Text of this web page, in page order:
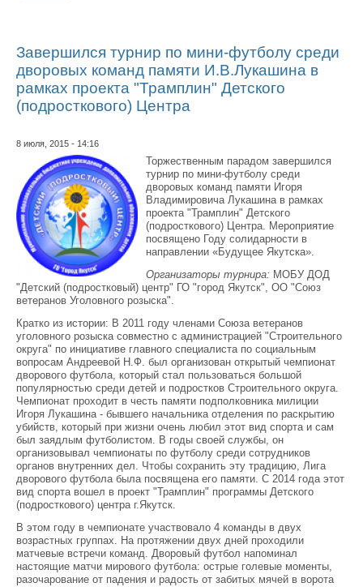
Завершился турнир по мини-футболу среди
дворовых команд памяти И.В.Лукашина в
рамках проекта "Трамплин" Детского
(подросткового) Центра
8 июля, 2015 - 14:16
Торжественным парадом завершился
турнир по мини-футболу среди
дворовых команд памяти Игоря
Владимировича Лукашина в рамках
проекта "Трамплин" Детского
(подросткового) Центра. Мероприятие
посвящено Году солидарности в
направлении «Будущее Якутска».
Организаторы турнира: МОБУ ДОД
"Детский (подростковый) центр" ГО "город Якутск", ОО "Союз
ветеранов Уголовного розыска".
Кратко из истории: В 2011 году членами Союза ветеранов
уголовного розыска совместно с администрацией "Строительного
округа" по инициативе главного специалиста по социальным
вопросам Андреевой Н.Ф. был организован открытый чемпионат
дворового футбола, который стал пользоваться большой
популярностью среди детей и подростков Строительного округа.
Чемпионат проходит в честь памяти подполковника милиции
Игоря Лукашина - бывшего начальника отделения по раскрытию
убийств, который при жизни очень любил этот вид спорта и сам
был заядлым футболистом. В годы своей службы, он
организовывал чемпионаты по футболу среди сотрудников
органов внутренних дел. Чтобы сохранить эту традицию, Лига
дворового футбола была посвящена его памяти. С 2014 года этот
вид спорта вошел в проект "Трамплин" программы Детского
(подросткового) центра г.Якутск.
В этом году в чемпионате участвовало 4 команды в двух
возрастных группах. На протяжении двух дней проходили
матчевые встречи команд. Дворовый футбол напоминал
настоящие матчи мирового футбола: острые голевые моменты,
разочарование от падения и радость от забитых мячей в ворота